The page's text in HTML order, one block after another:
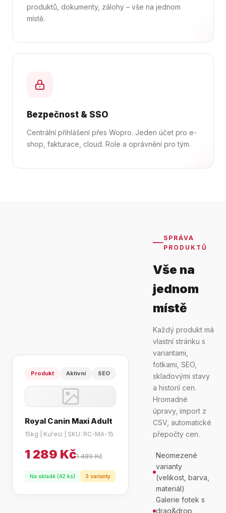
produktů, dokumenty, zálohy – vše na jednom
místě.
Bezpečnost & SSO
Centrální přihlášení přes Wopro. Jeden účet pro e-
shop, fakturace, cloud. Role a oprávnění pro tým.
Produkt Aktivní SEO
Royal Canin Maxi Adult
15kg | Kuřecí | SKU: RC-MA-15
1 289 Kč1 489 Kč
Na skladě (42 ks) 3 varianty
SPRÁVA
PRODUKTŮ
Vše na
jednom
místě
Každý produkt má
vlastní stránku s
variantami,
fotkami, SEO,
skladovými stavy
a historií cen.
Hromadné
úpravy, import z
CSV, automatické
přepočty cen.
Neomezené
varianty
(velikost, barva,
materiál)
Galerie fotek s
drag&drop